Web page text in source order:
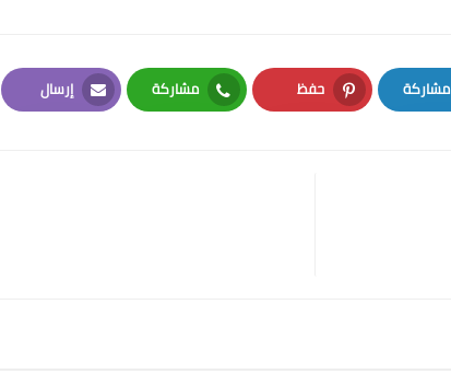
مشاركة
LinkedIn
حفظ
Pinterest
مشاركة
Whatsapp
إرسال
Email